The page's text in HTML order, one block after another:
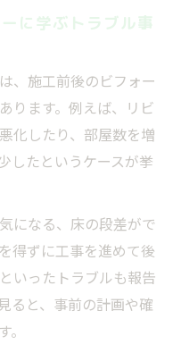
に学ぶトラブル事
、施工前後のビフォー
ります。例えば、リビ
化したり、部屋数を増
したというケースが挙
になる、床の段差がで
得ずに工事を進めて後
いったトラブルも報告
ると、事前の計画や確